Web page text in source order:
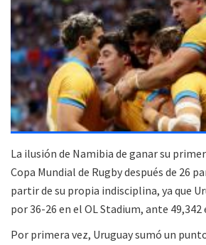
La ilusión de Namibia de ganar su
Copa Mundial de Rugby después de 26
partir de su propia indisciplina, ya que
por 36-26 en el OL Stadium, ante 49,342
Por primera vez, Uruguay sumó un